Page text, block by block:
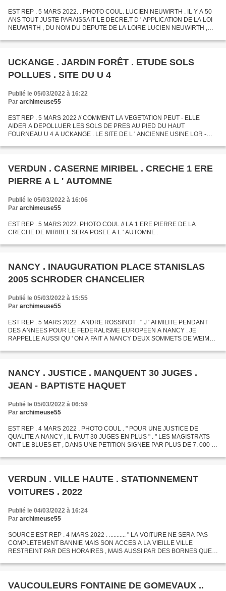
EST REP . 5 MARS 2022. . PHOTO COUL. LUCIEN NEUWIRTH . IL Y A 50
ANS TOUT JUSTE PARAISSAIT LE DECRE.T D ' APPLICATION DE LA LOI
NEUWIRTH , DU NOM DU DEPUTE DE LA LOIRE LUCIEN NEUWIRTH ,
STERILET...
UCKANGE . JARDIN FORÊT . ETUDE SOLS
POLLUES . SITE DU U 4
Publié le 05/03/2022 à 16:22
Par archimeuse55
EST REP . 5 MARS 2022 // COMMENT LA VEGETATION PEUT - ELLE
AIDER A DEPOLLUER LES SOLS DE PRES AU PIED DU HAUT
FOURNEAU U 4 A UCKANGE . LE SITE DE L ' ANCIENNE USINE LOR -
EN PARTENARIAT AVEC L...
VERDUN . CASERNE MIRIBEL . CRECHE 1 ERE
PIERRE A L ' AUTOMNE
Publié le 05/03/2022 à 16:06
Par archimeuse55
EST REP . 5 MARS 2022. PHOTO COUL // LA 1 ERE PIERRE DE LA
CRECHE DE MIRIBEL SERA POSEE A L ' AUTOMNE .
NANCY . INAUGURATION PLACE STANISLAS
2005 SCHRODER CHANCELIER
Publié le 05/03/2022 à 15:55
Par archimeuse55
EST REP . 5 MARS 2022 . ANDRE ROSSINOT . " J ' AI MILITE PENDANT
DES ANNEES POUR LE FEDERALISME EUROPEEN A NANCY . JE
RAPPELLE AUSSI QU ' ON A FAIT A NANCY DEUX SOMMETS DE WEIMAR
COMPAGNIE DU...
NANCY . JUSTICE . MANQUENT 30 JUGES .
JEAN - BAPTISTE HAQUET
Publié le 05/03/2022 à 06:59
Par archimeuse55
EST REP . 4 MARS 2022 . PHOTO COUL . " POUR UNE JUSTICE DE
QUALITE A NANCY , IL FAUT 30 JUGES EN PLUS " . " LES MAGISTRATS
ONT LE BLUES ET , DANS UNE PETITION SIGNEE PAR PLUS DE 7. 000 D
TOUTE LA...
VERDUN . VILLE HAUTE . STATIONNEMENT
VOITURES . 2022
Publié le 04/03/2022 à 16:24
Par archimeuse55
SOURCE EST REP . 4 MARS 2022 . ........... " LA VOITURE NE SERA PAS
COMPLETEMENT BANNIE MAIS SON ACCES A LA VIEILLE VILLE
RESTREINT PAR DES HORAIRES , MAIS AUSSI PAR DES BORNES QUE
SERA PRINCIPALEMENT...
VAUCOULEURS FONTAINE DE GOMEVAUX ..